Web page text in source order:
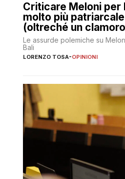
Criticare Meloni per
molto più
(oltreché un
Le assurde polemiche su
Bali
LORENZO TOSA-OPINIONI